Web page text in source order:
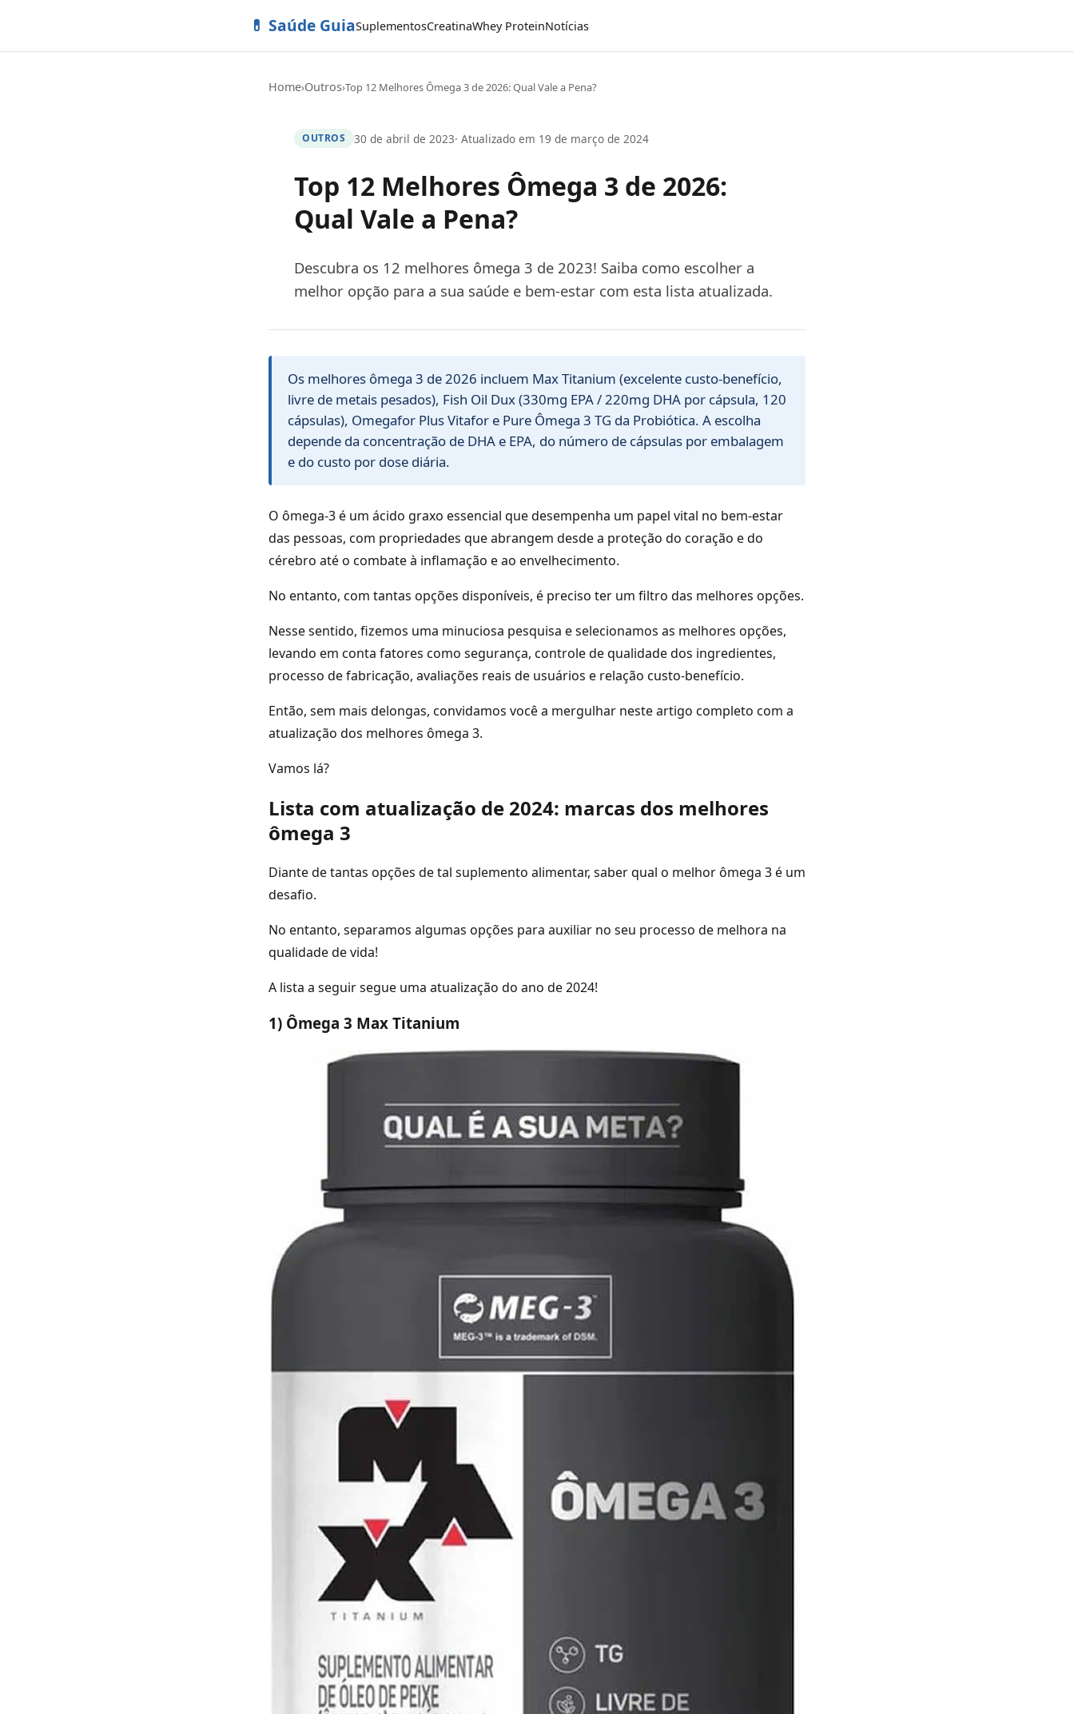
💊 Saúde GuiaSuplementosCreatinaWhey ProteinNotícias
Home›Outros›Top 12 Melhores Ômega 3 de 2026: Qual Vale a Pena?
OUTROS 30 de abril de 2023· Atualizado em 19 de março de 2024
Top 12 Melhores Ômega 3 de 2026:
Qual Vale a Pena?
Descubra os 12 melhores ômega 3 de 2023! Saiba como escolher a
melhor opção para a sua saúde e bem-estar com esta lista atualizada.
Os melhores ômega 3 de 2026 incluem Max Titanium (excelente custo-benefício,
livre de metais pesados), Fish Oil Dux (330mg EPA / 220mg DHA por cápsula, 120
cápsulas), Omegafor Plus Vitafor e Pure Ômega 3 TG da Probiótica. A escolha
depende da concentração de DHA e EPA, do número de cápsulas por embalagem
e do custo por dose diária.
O ômega-3 é um ácido graxo essencial que desempenha um papel vital no bem-estar
das pessoas, com propriedades que abrangem desde a proteção do coração e do
cérebro até o combate à inflamação e ao envelhecimento.
No entanto, com tantas opções disponíveis, é preciso ter um filtro das melhores opções.
Nesse sentido, fizemos uma minuciosa pesquisa e selecionamos as melhores opções,
levando em conta fatores como segurança, controle de qualidade dos ingredientes,
processo de fabricação, avaliações reais de usuários e relação custo-benefício.
Então, sem mais delongas, convidamos você a mergulhar neste artigo completo com a
atualização dos melhores ômega 3.
Vamos lá?
Lista com atualização de 2024: marcas dos melhores
ômega 3
Diante de tantas opções de tal suplemento alimentar, saber qual o melhor ômega 3 é um
desafio.
No entanto, separamos algumas opções para auxiliar no seu processo de melhora na
qualidade de vida!
A lista a seguir segue uma atualização do ano de 2024!
1) Ômega 3 Max Titanium